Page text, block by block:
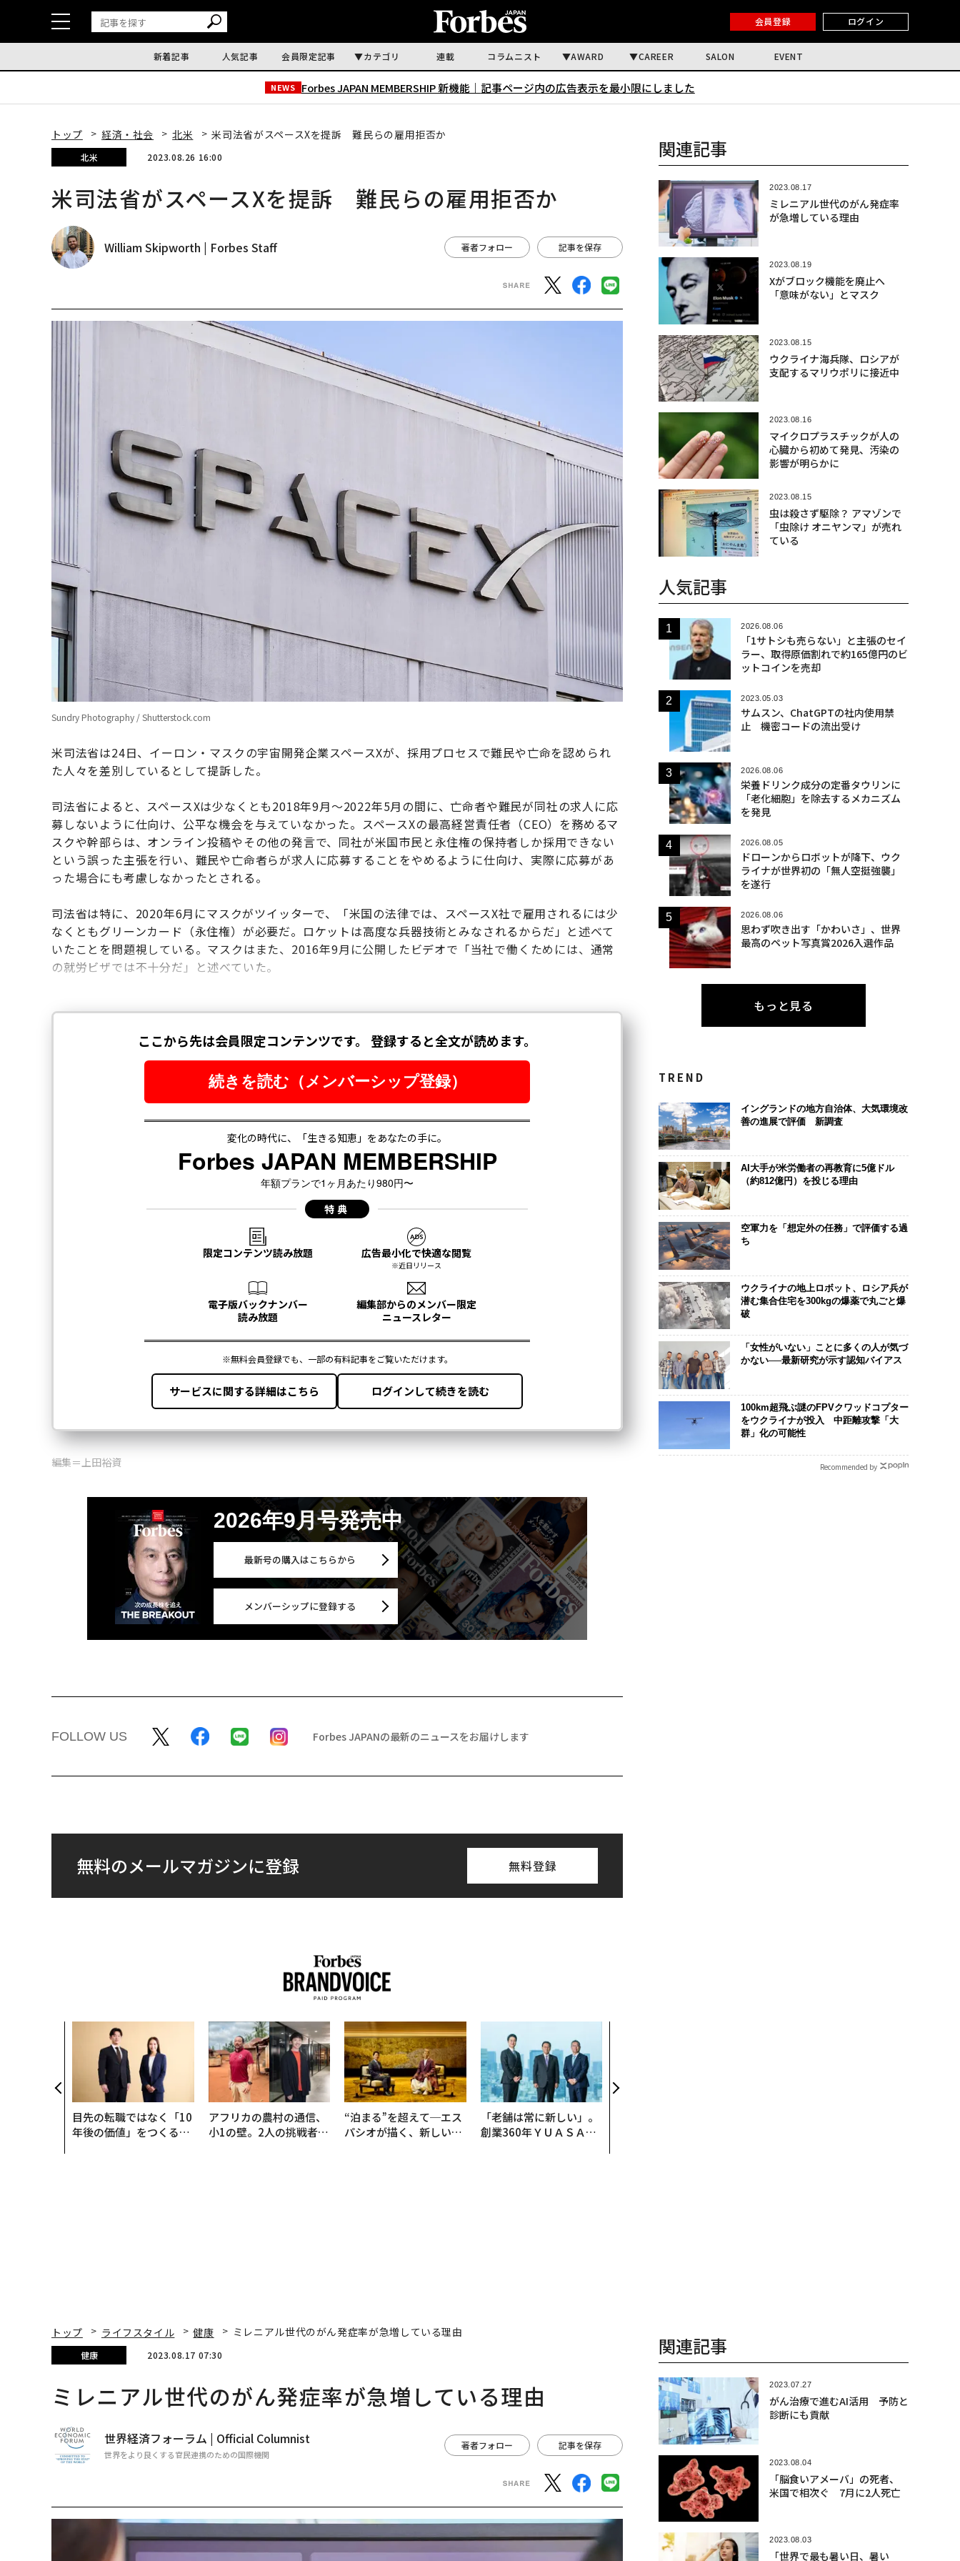
会員登録 ログイン
新着記事 人気記事 会員限定記事 カテゴリ 連載 コラムニスト AWARD CAREER SALON EVENT
NEWS Forbes JAPAN MEMBERSHIP 新機能｜ 記事ページ内の広告表示を最小限にしました
トップ 経済・社会 北米 米司法省がスペースXを提訴 難民らの雇用拒否か
北米 2023.08.26 16:00
米司法省がスペースXを提訴 難民らの雇用拒否か
William Skipworth | Forbes Staff 著者フォロー 記事を保存
Sundry Photography / Shutterstock.com
米司法省は24日、イーロン・マスクの宇宙開発企業スペースXが、採用プロセスで難民や亡命を認められ
た人々を差別しているとして提訴した。
司法省によると、スペースXは少なくとも2018年9月～2022年5月の間に、亡命者や難民が同社の求人に応
募しないように仕向け、公平な機会を与えていなかった。スペースXの最高経営責任者（CEO）を務めるマ
スクや幹部らは、オンライン投稿やその他の発言で、同社が米国市民と永住権の保持者しか採用できない
という誤った主張を行い、難民や亡命者らが求人に応募することをやめるように仕向け、実際に応募があ
った場合にも考慮しなかったとされる。
司法省は特に、2020年6月にマスクがツイッターで、「米国の法律では、スペースX社で雇用されるには少
なくともグリーンカード（永住権）が必要だ。ロケットは高度な兵器技術とみなされるからだ」と述べて
いたことを問題視している。マスクはまた、2016年9月に公開したビデオで「当社で働くためには、通常
の就労ビザでは不十分だ」と述べていた。
編集＝上田裕資
2026年9月号発売中
最新号の購入はこちらから
メンバーシップに登録する
FOLLOW US Forbes JAPANの最新のニュースをお届けします
無料のメールマガジンに登録 無料登録
目先の転職ではなく「10
年後の価値」をつくる─
アフリカの農村の通信、
小1の壁。2人の挑戦者が
“泊まる”を超えて─エス
パシオが描く、新しい日
「老舗は常に新しい」。
創業360年ＹＵＡＳＡと
関連記事
2023.08.17
ミレニアル世代のがん発症率
が急増している理由
2023.08.19
Xがブロック機能を廃止へ
「意味がない」とマスク
2023.08.15
ウクライナ海兵隊、ロシアが
支配するマリウポリに接近中
2023.08.16
マイクロプラスチックが人の
心臓から初めて発見、汚染の
影響が明らかに
2023.08.15
虫は殺さず駆除？ アマゾンで
「虫除け オニヤンマ」が売れ
ている
人気記事
2026.08.06
「1サトシも売らない」と主張のセイ
ラー、取得原価割れで約165億円のビ
ットコインを売却
2023.05.03
サムスン、ChatGPTの社内使用禁
止 機密コードの流出受け
2026.08.06
栄養ドリンク成分の定番タウリンに
「老化細胞」を除去するメカニズム
を発見
2026.08.05
ドローンからロボットが降下、ウク
ライナが世界初の「無人空挺強襲」
を遂行
2026.08.06
思わず吹き出す「かわいさ」、世界
最高のペット写真賞2026入選作品
もっと見る
TREND
イングランドの地方自治体、大気環境改
善の進展で評価 新調査
AI大手が米労働者の再教育に5億ドル
（約812億円）を投じる理由
空軍力を「想定外の任務」で評価する過
ち
ウクライナの地上ロボット、ロシア兵が
潜む集合住宅を300kgの爆薬で丸ごと爆
破
「女性がいない」ことに多くの人が気づ
かない──最新研究が示す認知バイアス
100km超飛ぶ謎のFPVクワッドコプター
をウクライナが投入 中距離攻撃「大
群」化の可能性
Recommended by
トップ ライフスタイル 健康 ミレニアル世代のがん発症率が急増している理由
健康 2023.08.17 07:30
ミレニアル世代のがん発症率が急増している理由
世界経済フォーラム | Official Columnist
世界をより良くする官民連携のための国際機関
著者フォロー 記事を保存
関連記事
2023.07.27
がん治療で進むAI活用 予防と
診断にも貢献
2023.08.04
「脳食いアメーバ」の死者、
米国で相次ぐ 7月に2人死亡
2023.08.03
「世界で最も暑い日、暑い